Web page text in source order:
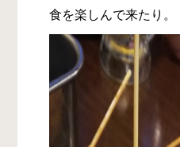
食を楽しんで来たり。